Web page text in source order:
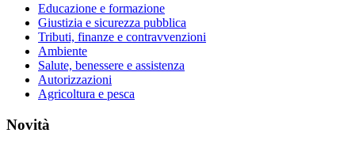
Educazione e formazione
Giustizia e sicurezza pubblica
Tributi, finanze e contravvenzioni
Ambiente
Salute, benessere e assistenza
Autorizzazioni
Agricoltura e pesca
Novità